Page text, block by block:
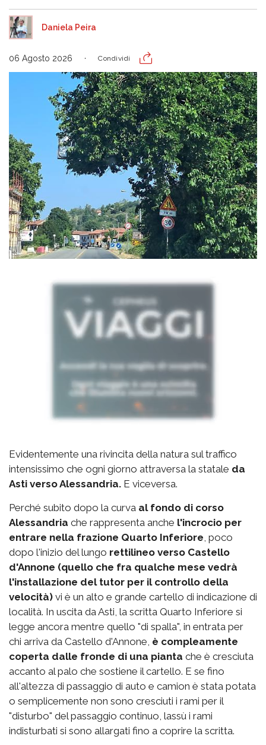
Daniela Peira
06 Agosto 2026 Condividi
Evidentemente una rivincita della natura sul traffico
intensissimo che ogni giorno attraversa la statale da
Asti verso Alessandria. E viceversa.
Perché subito dopo la curva al fondo di corso
Alessandria che rappresenta anche l'incrocio per
entrare nella frazione Quarto Inferiore , poco
dopo l'inizio del lungo rettilineo verso Castello
d'Annone (quello che fra qualche mese vedrà
l'installazione del tutor per il controllo della
velocità) vi è un alto e grande cartello di indicazione di
località. In uscita da Asti, la scritta Quarto Inferiore si
legge ancora mentre quello "di spalla", in entrata per
chi arriva da Castello d'Annone, è compleamente
coperta dalle fronde di una pianta che è cresciuta
accanto al palo che sostiene il cartello. E se fino
all'altezza di passaggio di auto e camion è stata potata
o semplicemente non sono cresciuti i rami per il
"disturbo" del passaggio continuo, lassù i rami
indisturbati si sono allargati fino a coprire la scritta.